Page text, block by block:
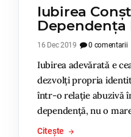
Iubirea
Dependența
16 Dec 2019 0 comentarii
Iubirea adevărată e
dezvolți propria
într-o relație abuzivă
dependență, nu o
Citește